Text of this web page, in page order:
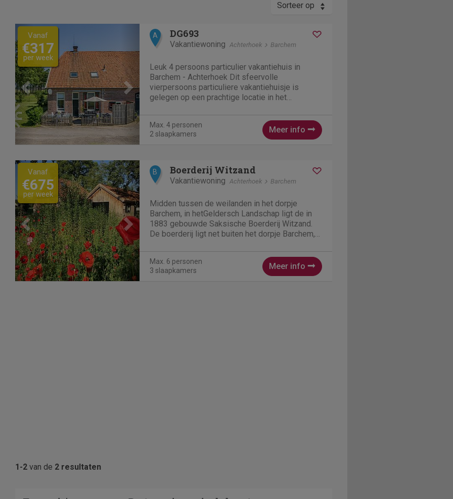
Sorteer op
Previous Next
Vanaf
€317
per week
A DG693
Vakantiewoning Achterhoek Barchem
Leuk 4 persoons particulier vakantiehuis in
Barchem - Achterhoek Dit sfeervolle
vierpersoons particuliere vakantiehuisje is
gelegen op een prachtige locatie in het
wandelingen kunt maken. Tevens nabij de...
Max. 4 personen
2 slaapkamers
Meer info
Previous Next
Vanaf
€675
per week
B Boerderij Witzand
Vakantiewoning Achterhoek Barchem
Midden tussen de weilanden in het dorpje
Barchem, in hetGeldersch Landschap ligt de in
1883 gebouwde Saksische Boerderij Witzand.
De boerderij ligt net buiten het dorpje Barchem,
vakantiewoning heeft 3 slaapkamers en...
Max. 6 personen
3 slaapkamers
Meer info
1-2 van de 2 resultaten